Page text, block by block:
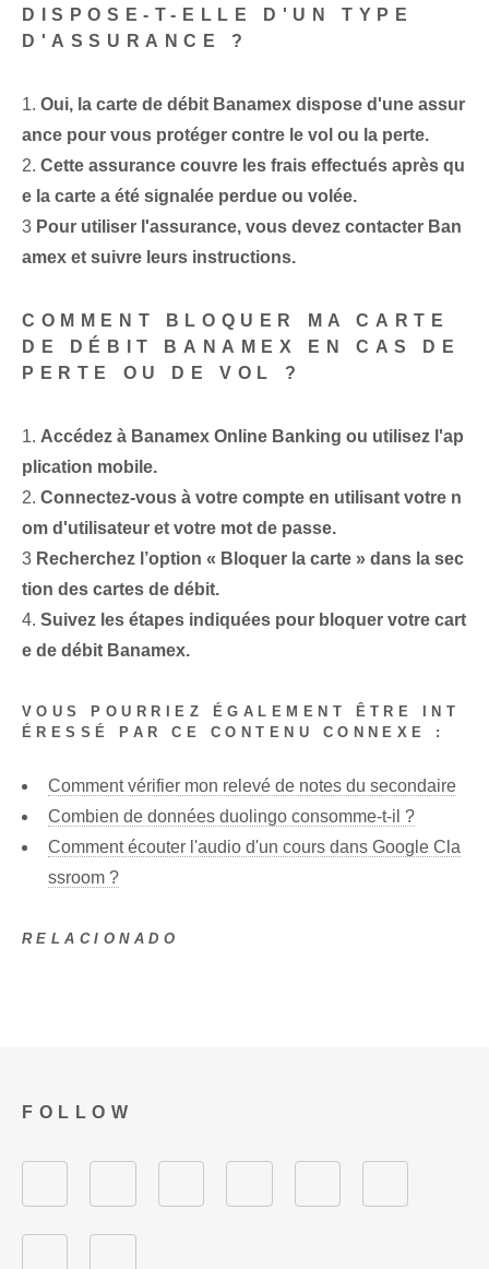
DISPOSE-T-ELLE D'UN TYPE
D'ASSURANCE ?
1. Oui, la carte de débit Banamex dispose d'une assur
ance pour vous protéger contre le vol ou la perte.
2. Cette assurance⁢ couvre les frais⁤ effectués après qu
e la carte a été signalée perdue ou volée.
3 Pour utiliser l'assurance, vous devez contacter Ban
amex et suivre leurs instructions.
COMMENT BLOQUER MA CARTE
DE DÉBIT BANAMEX EN CAS DE
PERTE OU DE VOL ?
1. Accédez à Banamex Online Banking ou utilisez l'ap
plication mobile.
2. Connectez-vous à votre compte en utilisant votre n
om d'utilisateur et votre mot de passe.
3 Recherchez l’option « Bloquer la carte » dans la sec
tion des cartes de débit.
4. Suivez les étapes indiquées pour bloquer votre cart
e de débit Banamex.
VOUS POURRIEZ ÉGALEMENT ÊTRE INT
ÉRESSÉ PAR CE CONTENU CONNEXE :
Comment vérifier mon relevé de notes du secondaire
Combien de données duolingo consomme-t-il ?
Comment écouter l'audio d'un cours dans Google Cla
ssroom ?
RELACIONADO
FOLLOW